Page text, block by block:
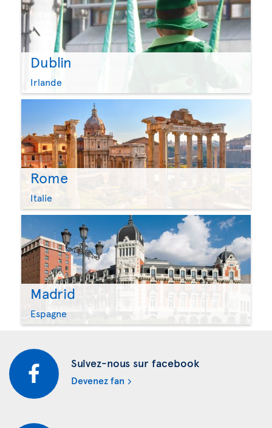
Dublin
Irlande
Rome
Italie
Madrid
Espagne
Suivez-nous sur facebook
Devenez fan